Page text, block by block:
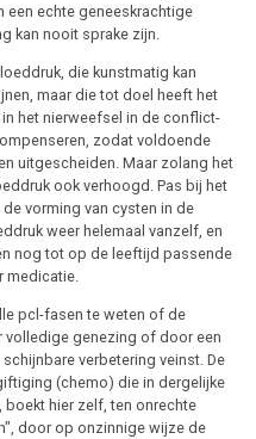
een echte geneeskrachtige
kan nooit sprake zijn.
die kunstmatig kan
maar die tot doel heeft het
het nierweefsel in de conflict-
zodat voldoende
uitgescheiden. Maar zolang het
ook verhoogd. Pas bij het
vorming van cysten in de
weer helemaal vanzelf, en
nog tot op de leeftijd passende
medicatie.
pcl-fasen te weten of de
genezing of door een
verbetering veinst. De
(chemo) die in dergelijke
hier zelf, ten onrechte
door op onzinnige wijze de